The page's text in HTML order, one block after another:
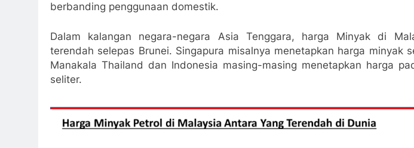
berbanding penggunaan domestik.
Dalam kalangan negara-negara Asia Tenggara, harga Minyak di
terendah selepas Brunei. Singapura misalnya menetapkan harga minyak
Manakala Thailand dan Indonesia masing-masing menetapkan harga
seliter.